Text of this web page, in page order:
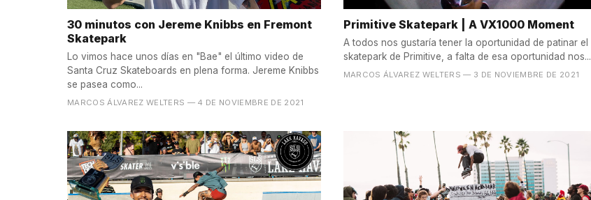
30 minutos con Jereme Knibbs en Fremont
Skatepark
Lo vimos hace unos días en "Bae" el último video de
Santa Cruz Skateboards en plena forma. Jereme Knibbs
se pasea como...
MARCOS ÁLVAREZ WELTERS — 4 DE NOVIEMBRE DE 2021
Primitive Skatepark | A VX1000 Moment
A todos nos gustaría tener la oportunidad de patinar el
skatepark de Primitive, a falta de esa oportunidad nos...
MARCOS ÁLVAREZ WELTERS — 3 DE NOVIEMBRE DE 2021